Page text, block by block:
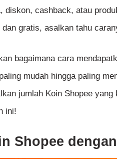
diskon, cashback, atau
gratis, asalkan tahu
bagaimana cara
mudah hingga paling
jumlah Koin Shopee yang
ini!
Shopee